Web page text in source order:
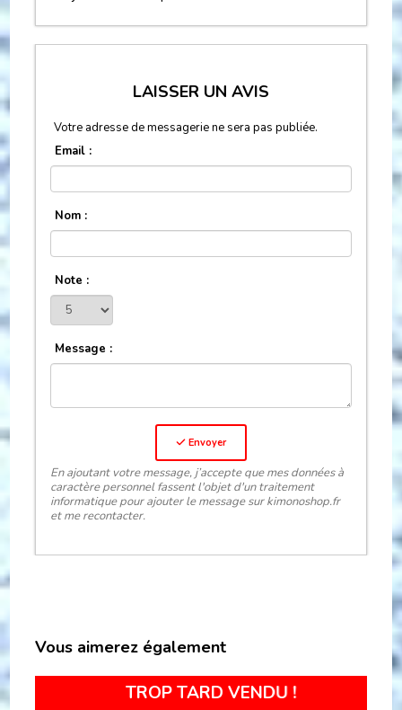
LAISSER UN AVIS
Votre adresse de messagerie ne sera pas publiée.
Email :
Nom :
Note :
Message :
Envoyer
En ajoutant votre message, j’accepte que mes données à
caractère personnel fassent l'objet d'un traitement
informatique pour ajouter le message sur kimonoshop.fr
et me recontacter.
Vous aimerez également
Vendu